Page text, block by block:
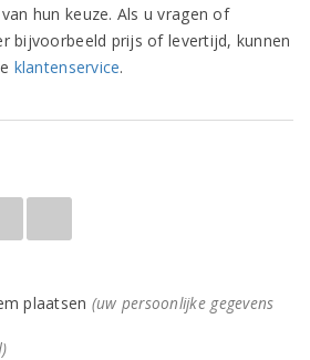
hun keuze. Als u vragen of
bijvoorbeeld prijs of levertijd, kunnen
klantenservice.
plaatsen (uw persoonlijke gegevens